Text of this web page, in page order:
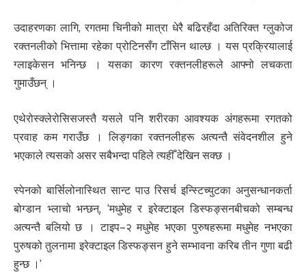
उदाहरणका लागि, रगतमा चिनीको मात्रा धेरै बढिरहँदा अतिरिक्त ग्लुकोज
रक्तनलीको भित्तामा रहेका प्रोटिनसँग टाँसिन थाल्छ । यस प्रक्रियालाई
ग्लाइकेसन भनिन्छ । यसका कारण रक्तनलीहरूले आफ्नो लचकता
गुमाउँछन् ।
एथेरोस्क्लेरोसिसजस्तै यसले पनि शरीरका आवश्यक अंगहरूमा रगतको
प्रवाह कम गराउँछ । लिङ्गका रक्तनलीहरू अत्यन्तै संवेदनशील हुने
भएकाले त्यसको असर सबैभन्दा पहिले त्यहीँ देखिन सक्छ ।
स्पेनको बार्सिलोनास्थित सान्ट पाउ रिसर्च इन्स्टिच्युटका अनुसन्धानकर्ता
बोग्डान भ्लाचो भन्छन्, ‘मधुमेह र इरेक्टाइल डिस्फङ्सनबीचको सम्बन्ध
अत्यन्तै बलियो छ । टाइप–२ मधुमेह भएका पुरुषहरूमा मधुमेह नभएका
पुरुषको तुलनामा इरेक्टाइल डिस्फङ्सन हुने सम्भावना करिब तीन गुणा बढी
हुन्छ ।’